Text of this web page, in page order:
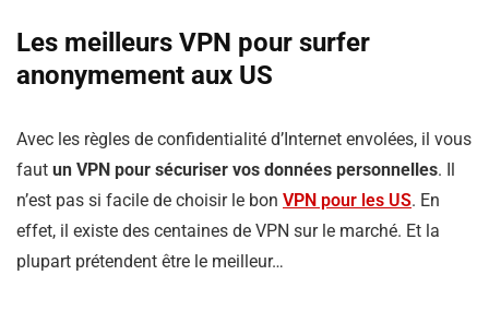
Les meilleurs VPN pour surfer
anonymement aux US
Avec les règles de confidentialité d’Internet envolées, il vous
faut un VPN pour sécuriser vos données personnelles. Il
n’est pas si facile de choisir le bon VPN pour les US. En
effet, il existe des centaines de VPN sur le marché. Et la
plupart prétendent être le meilleur…